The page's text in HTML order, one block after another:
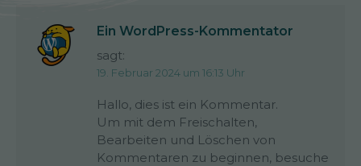
Ein WordPress-Kommentator
sagt:
19. Februar 2024 um 16:13 Uhr
Hallo, dies ist ein Kommentar.
Um mit dem Freischalten,
Bearbeiten und Löschen von
Kommentaren zu beginnen, besuche